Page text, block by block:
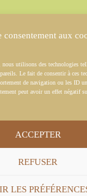
consentement aux
utilisons des technologies
Le fait de consentir à ces
de navigation ou les ID
peut avoir un effet négatif
ACCEPTER
REFUSER
LES